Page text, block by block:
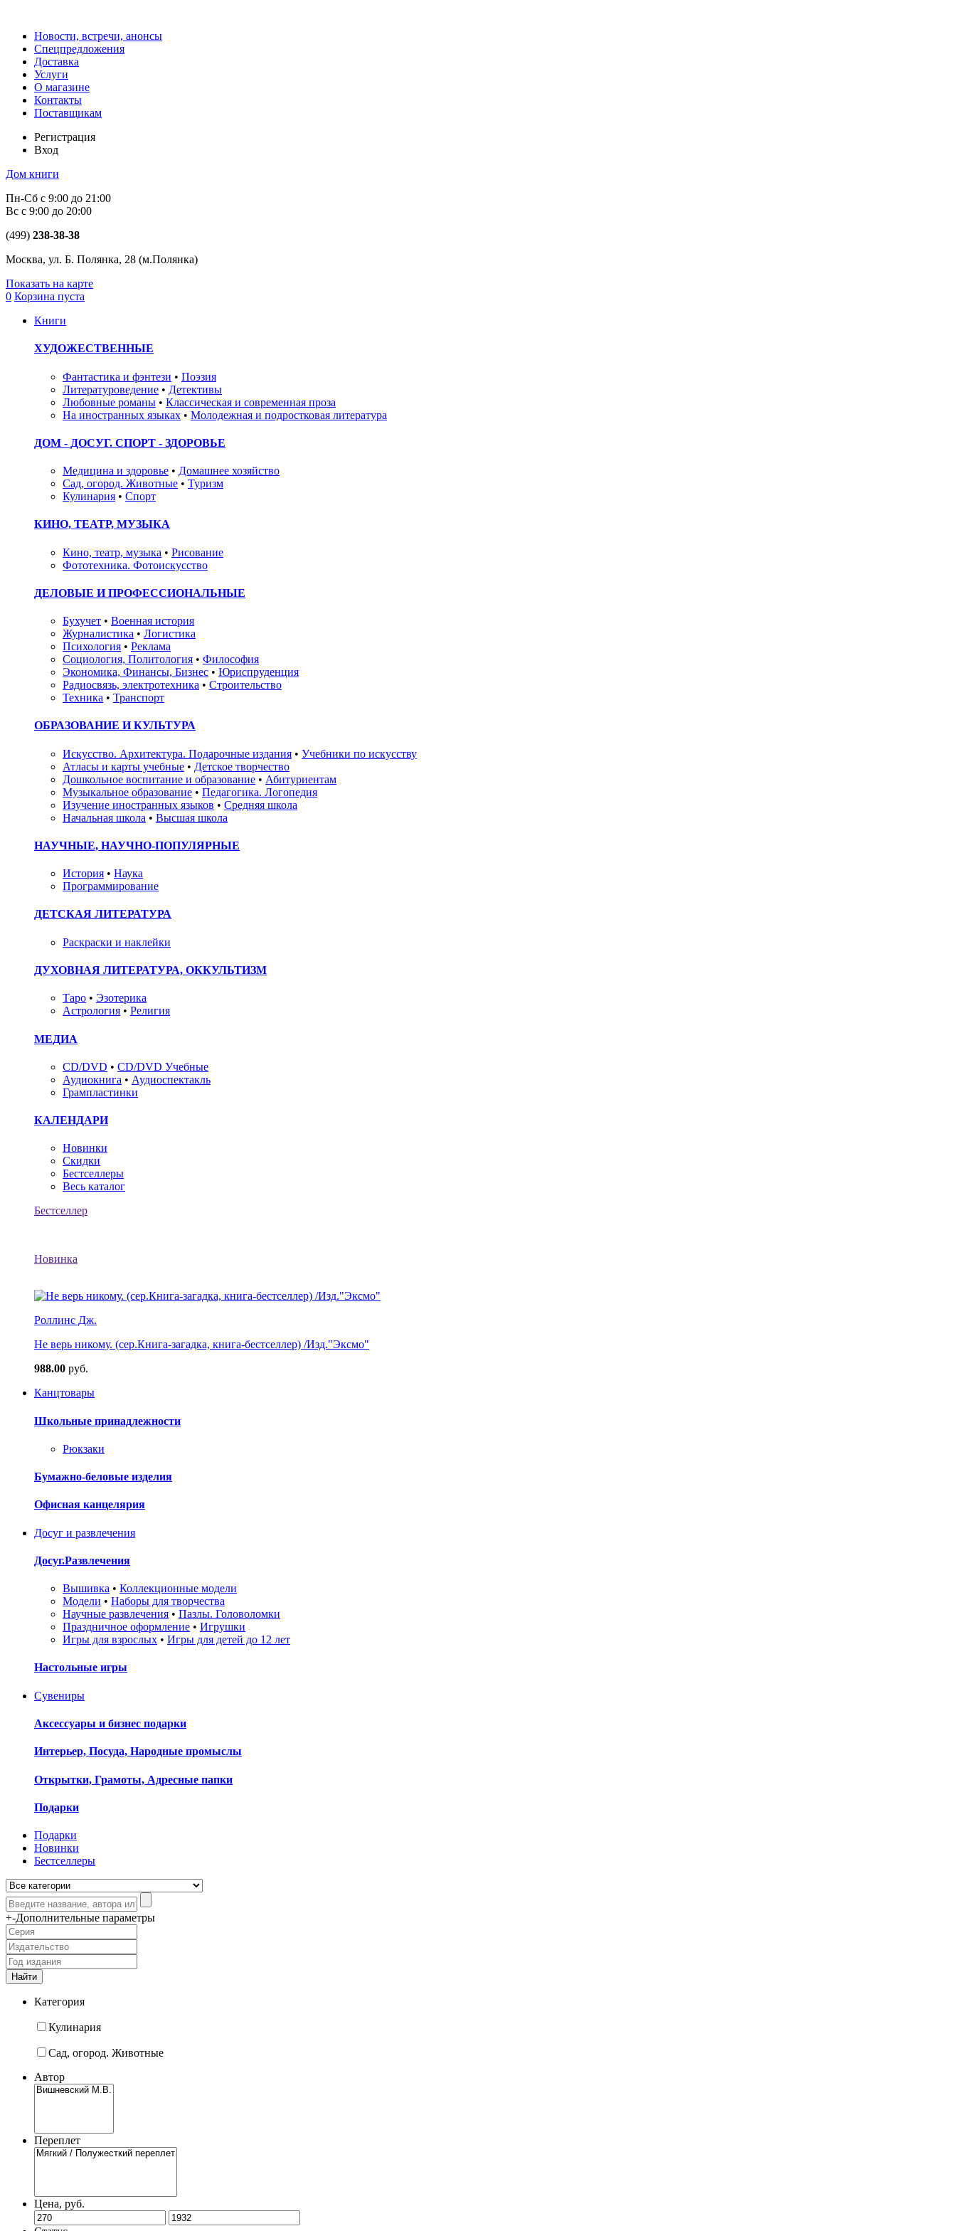
Новости, встречи, анонсы
Спецпредложения
Доставка
Услуги
О магазине
Контакты
Поставщикам
Регистрация
Вход
Дом книги
Пн-Сб с 9:00 до 21:00
Вс с 9:00 до 20:00
(499) 238-38-38
Москва, ул. Б. Полянка, 28 (м.Полянка)
Показать на карте
0 Корзина пуста
Книги
ХУДОЖЕСТВЕННЫЕ
Фантастика и фэнтези • Поэзия
Литературоведение • Детективы
Любовные романы • Классическая и современная проза
На иностранных языках • Молодежная и подростковая литература
ДОМ - ДОСУГ. СПОРТ - ЗДОРОВЬЕ
Медицина и здоровье • Домашнее хозяйство
Сад, огород. Животные • Туризм
Кулинария • Спорт
КИНО, ТЕАТР, МУЗЫКА
Кино, театр, музыка • Рисование
Фототехника. Фотоискусство
ДЕЛОВЫЕ И ПРОФЕССИОНАЛЬНЫЕ
Бухучет • Военная история
Журналистика • Логистика
Психология • Реклама
Социология, Политология • Философия
Экономика, Финансы, Бизнес • Юриспруденция
Радиосвязь, электротехника • Строительство
Техника • Транспорт
ОБРАЗОВАНИЕ И КУЛЬТУРА
Искусство. Архитектура. Подарочные издания • Учебники по искусству
Атласы и карты учебные • Детское творчество
Дошкольное воспитание и образование • Абитуриентам
Музыкальное образование • Педагогика. Логопедия
Изучение иностранных языков • Средняя школа
Начальная школа • Высшая школа
НАУЧНЫЕ, НАУЧНО-ПОПУЛЯРНЫЕ
История • Наука
Программирование
ДЕТСКАЯ ЛИТЕРАТУРА
Раскраски и наклейки
ДУХОВНАЯ ЛИТЕРАТУРА, ОККУЛЬТИЗМ
Таро • Эзотерика
Астрология • Религия
МЕДИА
CD/DVD • CD/DVD Учебные
Аудиокнига • Аудиоспектакль
Грампластинки
КАЛЕНДАРИ
Новинки
Скидки
Бестселлеры
Весь каталог
Бестселлер
Новинка
Роллинс Дж.
Не верь никому. (сер.Книга-загадка, книга-бестселлер) /Изд."Эксмо"
988.00 руб.
Канцтовары
Школьные принадлежности
Рюкзаки
Бумажно-беловые изделия
Офисная канцелярия
Досуг и развлечения
Досуг.Развлечения
Вышивка • Коллекционные модели
Модели • Наборы для творчества
Научные развлечения • Пазлы. Головоломки
Праздничное оформление • Игрушки
Игры для взрослых • Игры для детей до 12 лет
Настольные игры
Сувениры
Аксессуары и бизнес подарки
Интерьер, Посуда, Народные промыслы
Открытки, Грамоты, Адресные папки
Подарки
Подарки
Новинки
Бестселлеры
+-Дополнительные параметры
Категория
Кулинария
Сад, огород. Животные
Автор
Переплет
Цена, руб.